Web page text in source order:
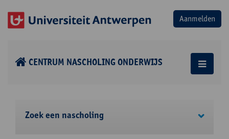
CENTRUM NASCHOLING ONDERWIJS
Zoek een nascholing